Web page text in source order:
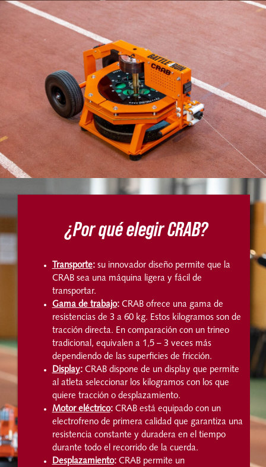
¿Por qué elegir CRAB?
Transporte:su innovador diseño permite que la
CRAB sea una máquina ligera y fácil de
transportar.
Gama de trabajo:CRAB ofrece una gama de
resistencias de 3 a 60 kg. Estos kilogramos son de
tracción directa. En comparación con un trineo
tradicional, equivalen a 1,5 – 3 veces más
dependiendo de las superficies de fricción.
Display:CRAB dispone de un display que permite
al atleta seleccionar los kilogramos con los que
quiere tracción o desplazamiento.
Motor eléctrico:CRAB está equipado con un
electrofreno de primera calidad que garantiza una
resistencia constante y duradera en el tiempo
durante todo el recorrido de la cuerda.
Desplazamiento:CRAB permite un